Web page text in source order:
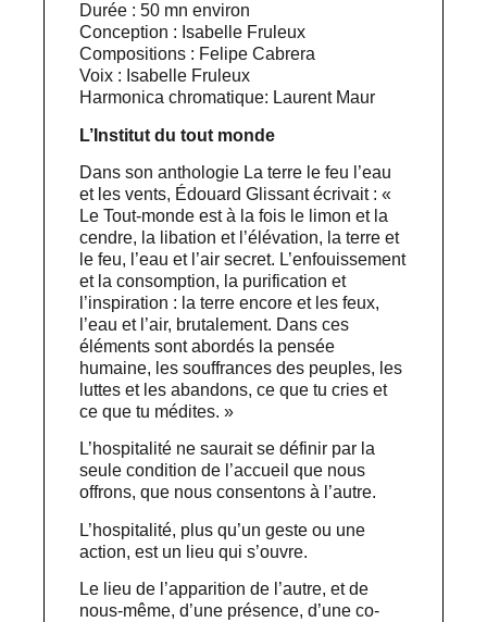
Durée : 50 mn environ
Conception : Isabelle Fruleux
Compositions : Felipe Cabrera
Voix : Isabelle Fruleux
Harmonica chromatique: Laurent Maur
L’Institut du tout monde
Dans son anthologie La terre le feu l’eau
et les vents, Édouard Glissant écrivait : «
Le Tout-monde est à la fois le limon et la
cendre, la libation et l’élévation, la terre et
le feu, l’eau et l’air secret. L’enfouissement
et la consomption, la purification et
l’inspiration : la terre encore et les feux,
l’eau et l’air, brutalement. Dans ces
éléments sont abordés la pensée
humaine, les souffrances des peuples, les
luttes et les abandons, ce que tu cries et
ce que tu médites. »
L’hospitalité ne saurait se définir par la
seule condition de l’accueil que nous
offrons, que nous consentons à l’autre.
L’hospitalité, plus qu’un geste ou une
action, est un lieu qui s’ouvre.
Le lieu de l’apparition de l’autre, et de
nous-même, d’une présence, d’une co-